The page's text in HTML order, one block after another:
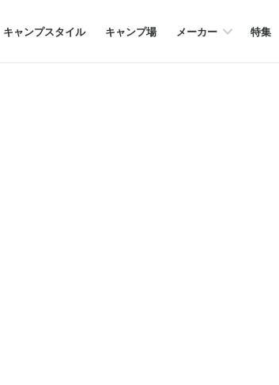
キャンプスタイル キャンプ場 メーカー 特集